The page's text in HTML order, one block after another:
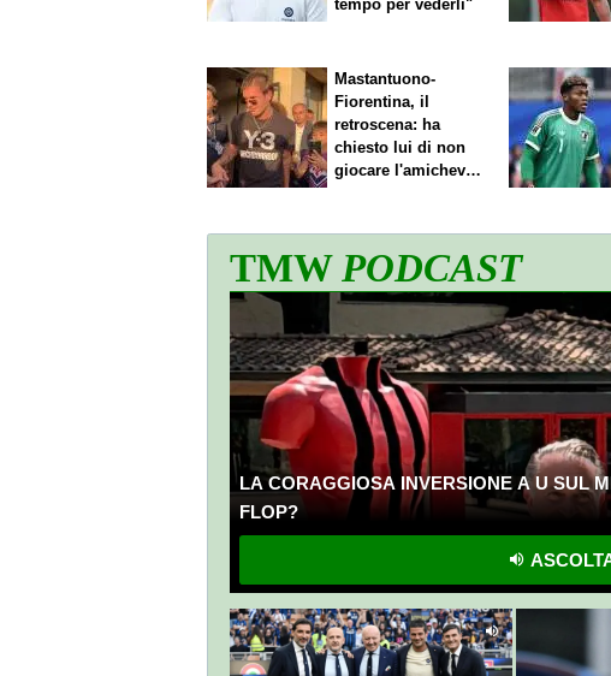
tempo per vederli"
Mastantuono-
Fiorentina, il
retroscena: ha
chiesto lui di non
giocare l'amichevole
TMWPODCAST
LA CORAGGIOSA INVERSIONE A U SUL
FLOP?